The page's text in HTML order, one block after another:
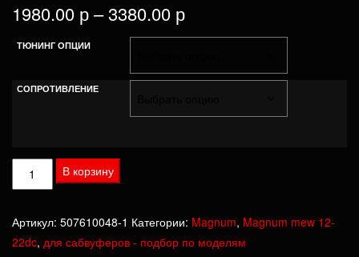
1980.00 р–3380.00 р
ТЮНИНГ ОПЦИИ
СОПРОТИВЛЕНИЕ
Количество
товара
Magnum
mew
В корзину
Артикул: 507610048-1 Категории: Magnum, Magnum mew 12-
22dc, для сабвуферов - подбор по моделям